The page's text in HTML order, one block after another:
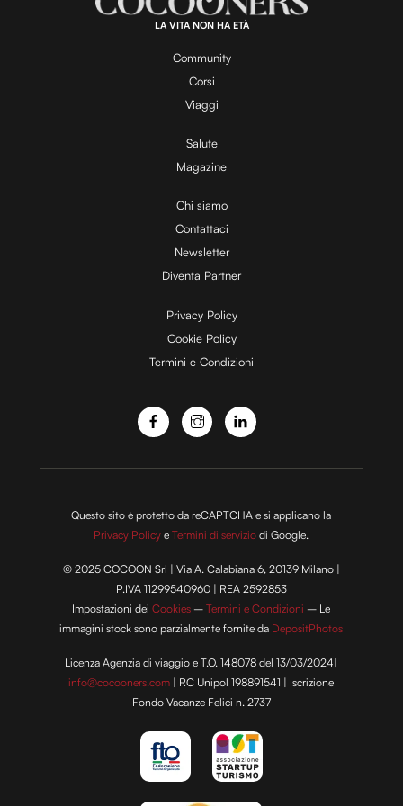
y
V
i
d
e
o
0
0
.
0
LA VITA NON HA ETÀ
Community
Corsi
Viaggi
Salute
Magazine
Chi siamo
Contattaci
Newsletter
Diventa Partner
Privacy Policy
Cookie Policy
Termini e Condizioni
Questo sito è protetto da reCAPTCHA e si applicano la
Privacy Policy eTermini di servizio di Google.
© 2025 COCOON Srl | Via A. Calabiana 6, 20139 Milano |
P.IVA 11299540960 | REA 2592853
Impostazioni deiCookies –Termini e Condizioni – Le
immagini stock sono parzialmente fornite da DepositPhotos
Licenza Agenzia di viaggio e T.O. 148078 del 13/03/2024|
info@cocooners.com | RC Unipol 198891541 | Iscrizione
Fondo Vacanze Felici n. 2737